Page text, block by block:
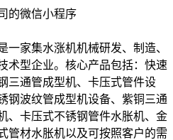
一家集水涨机机械研发、制造、
术型企业。核心产品包括：快速
三通管成型机、卡压式管件设
钢波纹管成型机设备、紫铜三通
、卡压式不锈钢管件水胀机、金
管材水胀机以及可按照客户的需